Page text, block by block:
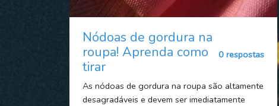
Nódoas de gordura na
roupa! Aprenda como
tirar
0 respostas
As nódoas de gordura na roupa são altamente
desagradáveis e devem ser imediatamente